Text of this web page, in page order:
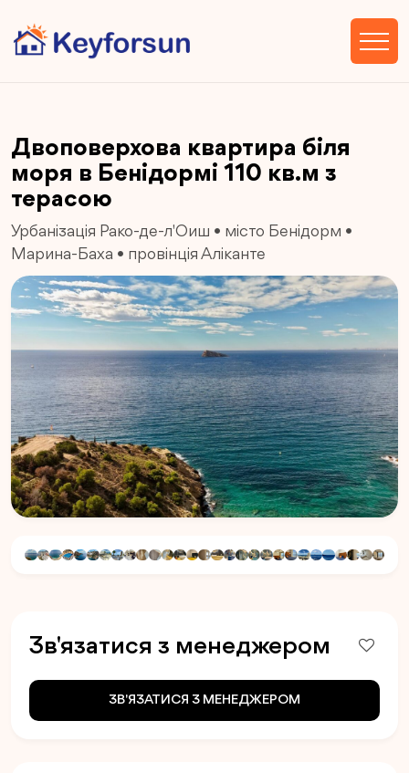
Двоповерхова квартира біля
моря в Бенідормі 110 кв.м з
терасою
Урбанізація Рако-де-л'Оиш • місто Бенідорм •
Марина-Баха • провінція Аліканте
Зв'язатися з менеджером
ЗВ'ЯЗАТИСЯ З МЕНЕДЖЕРОМ